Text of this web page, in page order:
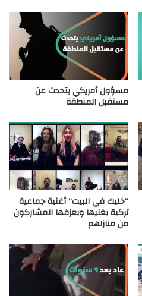
مسؤول أمريكي يتحدث عن
مستقبل المنطقة
“خليك في البيت” أغنية جماعية
تركية يغنيها ويعزفها المشاركون
من منازلهم